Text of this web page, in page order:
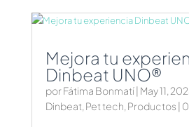
Mejora tu
Dinbeat UNO®
porFátima Bonmatí| May 11,
Dinbeat Pet tech Productos |